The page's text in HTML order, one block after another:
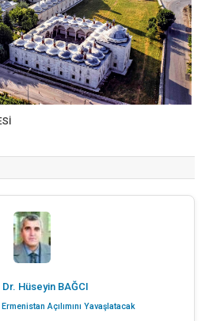
Hüseyin BAĞCI
Açılımını Yavaşlatacak